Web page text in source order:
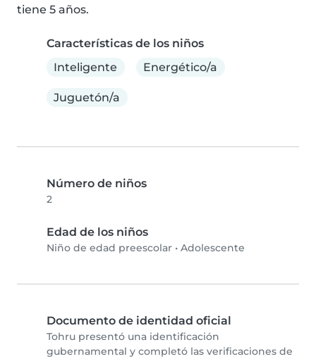
tiene 5 años.
Características de los niños
Inteligente
Energético/a
Juguetón/a
Número de niños
2
Edad de los niños
Niño de edad preescolar • Adolescente
Documento de identidad oficial
Tohru presentó una identificación
gubernamental y completó las verificaciones de